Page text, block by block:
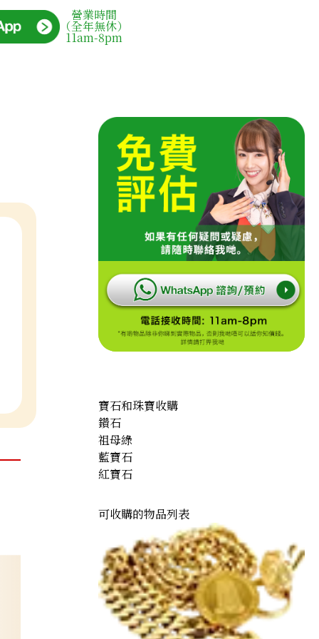
營業時間
（全年無休）
11am-8pm
寶石和珠寶收購
鑽石
祖母綠
藍寶石
紅寶石
可收購的物品列表